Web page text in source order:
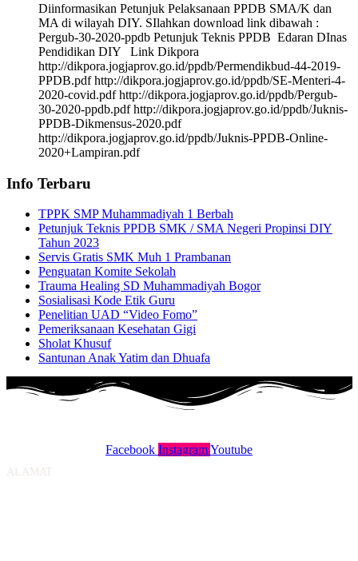
Diinformasikan Petunjuk Pelaksanaan PPDB SMA/K dan
MA di wilayah DIY. SIlahkan download link dibawah :
Pergub-30-2020-ppdb Petunjuk Teknis PPDB Edaran DInas
Pendidikan DIY Link Dikpora
http://dikpora.jogjaprov.go.id/ppdb/Permendikbud-44-2019-
PPDB.pdf http://dikpora.jogjaprov.go.id/ppdb/SE-Menteri-4-
2020-covid.pdf http://dikpora.jogjaprov.go.id/ppdb/Pergub-
30-2020-ppdb.pdf http://dikpora.jogjaprov.go.id/ppdb/Juknis-
PPDB-Dikmensus-2020.pdf
http://dikpora.jogjaprov.go.id/ppdb/Juknis-PPDB-Online-
2020+Lampiran.pdf
Info Terbaru
TPPK SMP Muhammadiyah 1 Berbah
Petunjuk Teknis PPDB SMK / SMA Negeri Propinsi DIY
Tahun 2023
Servis Gratis SMK Muh 1 Prambanan
Penguatan Komite Sekolah
Trauma Healing SD Muhammadiyah Bogor
Sosialisasi Kode Etik Guru
Penelitian UAD “Video Fomo”
Pemeriksanaan Kesehatan Gigi
Sholat Khusuf
Santunan Anak Yatim dan Dhuafa
Facebook InstagramYoutube
ALAMAT